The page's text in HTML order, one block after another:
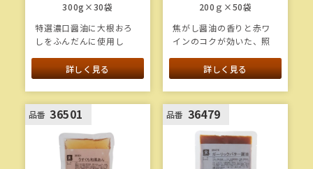
300g×30袋
特選濃口醤油に大根おろ
しをふんだんに使用し
しソースです。具材感が
強く、時間が経ってもタ
レ落ちしません。
詳しく見る
200ｇ×50袋
焦がし醤油の香りと赤ワ
インのコクが効いた、照
す。そのままソースとし
て、また焼きつけ用の調
味料として、様々なメニ
ューにお使いいただけま
す。
詳しく見る
品番 36501 品番 36479